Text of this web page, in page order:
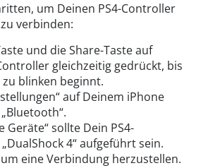
um Deinen PS4-Controller
verbinden:
und die Share-Taste auf
gleichzeitig gedrückt, bis
blinken beginnt.
auf Deinem iPhone
Geräte“ sollte Dein PS4-
4“ aufgeführt sein.
eine Verbindung herzustellen.